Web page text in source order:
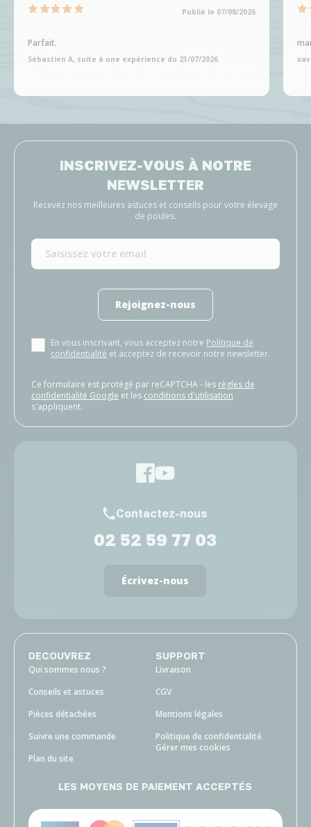
Publié le 07/08/2026
Parfait.
Sébastien A, suite à une expérience du 23/07/2026
INSCRIVEZ-VOUS À NOTRE
NEWSLETTER
Recevez nos meilleures astuces et conseils pour votre élevage
de poules.
Rejoignez-nous
En vous inscrivant, vous acceptez notre Politique de
confidentialité et acceptez de recevoir notre newsletter.
Ce formulaire est protégé par reCAPTCHA - les règles de
confidentialité Google et les conditions d'utilisation
s'appliquent.
Contactez-nous
02 52 59 77 03
Écrivez-nous
DECOUVREZ
Qui sommes nous ?
Conseils et astuces
Pièces détachées
Suivre une commande
Plan du site
SUPPORT
Livraison
CGV
Mentions légales
Politique de confidentialité
Gérer mes cookies
LES MOYENS DE PAIEMENT ACCEPTÉS